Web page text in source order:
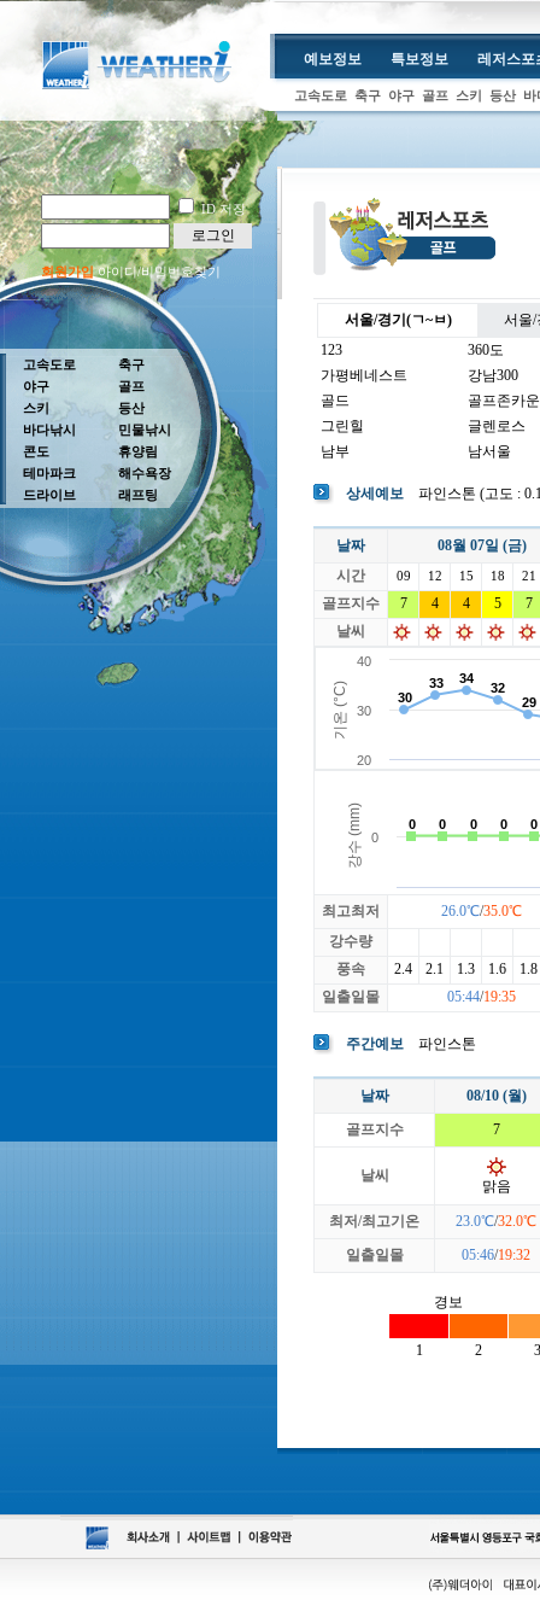
ID 저장
로그인
회원가입아이디/비밀번호찾기
예보정보 특보정보 레저스포
고속도로 축구 야구 골프 스키 등산 바
고속도로
야구
스키
바다낚시
콘도
테마파크
드라이브
축구
골프
등산
민물낚시
휴양림
해수욕장
래프팅
서울/경기(ㄱ~ㅂ)
서울/
123
360도
가평베네스트
강남300
골드
골프존카
그린힐
글렌로스
남부
남서울
뉴코리아
더반
더크로스비
더헤븐
라싸
락가든
로제비앙
루트52
마에스트로
마이다스
베뉴지
베르힐영종
블랙스톤GC이천
빅토리아
상세예보 파인스톤 (고도 :
날짜
08월 07일 (금)
시간
09 12 15 18 21
골프지수 7 4 4 5
7
날씨
최고최저 26.0℃/35.0℃
강수량
풍속
2.4 2.1 1.3 1.6
1.8
일출일몰
05:44/19:35
주간예보 파인스톤
날짜
08/10 (월)
골프지수
7
날씨
맑음
최저/최고기온 23.0℃/32.0℃
일출일몰
05:46/19:32
경보
1 2 3